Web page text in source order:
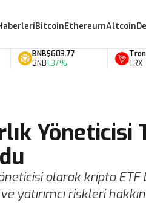
BitcoinEthereumAltcoin
BNB
BNB
$603.77
1.37%
Tron
TRX
Yöneticisi
olarak kripto ETF
yatırımcı riskleri